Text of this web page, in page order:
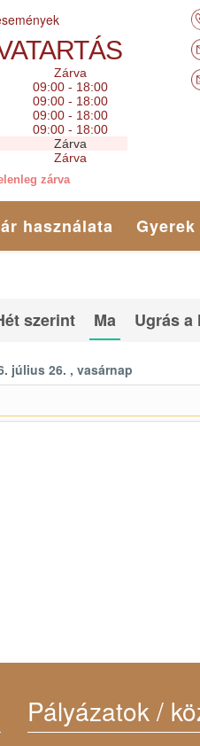
Zárva
09:00 - 18:00
09:00 - 18:00
09:00 - 18:00
09:00 - 18:00
Zárva
Zárva
zárva
használata
szerint Ma Ugrás a
július 26. , vasárnap
Pályázatok /